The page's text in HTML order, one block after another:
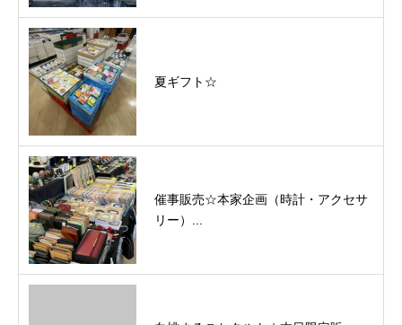
夏ギフト☆
催事販売☆本家企画（時計・アクセサ
リー）...